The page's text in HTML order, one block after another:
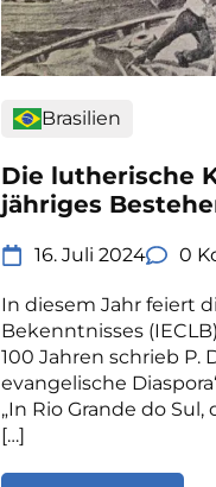
Brasilien
Die lutherische
jähriges
16. Juli 2024 0
In diesem Jahr feiert
Bekenntnisses
100 Jahren schrieb P.
evangelische
„In Rio Grande do
[…]